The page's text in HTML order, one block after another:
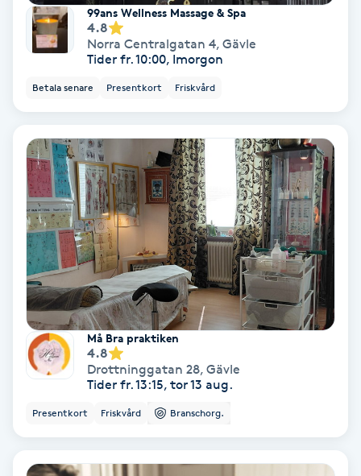
Käkledsbehandling
Kärlbehandling
Lashlift Keratin
LED-ljusterapi
Liktornar
LPG
LPG-behandling
LPG-massage
Luggklippning
99ans Wellness Massage & Spa
4.8
Norra Centralgatan 4, Gävle
Tider fr. 10:00, Imorgon
Betala senare Presentkort Friskvård
Må Bra praktiken
4.8
Drottninggatan 28, Gävle
Tider fr. 13:15, tor 13 aug.
Presentkort Friskvård Branschorg.